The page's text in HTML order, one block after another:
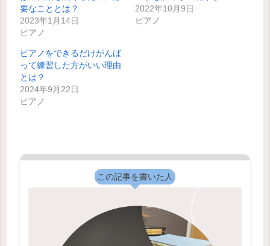
要なこととは？
2023年1月14日
ピアノ
2022年10月9日
ピアノ
ピアノをできるだけがんば
って練習した方がいい理由
とは？
2024年9月22日
ピアノ
この記事を書いた人